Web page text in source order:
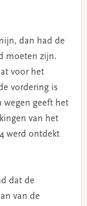
dan had de
moeten zijn.
voor het
vordering is
wegen geeft het
van het
werd ontdekt
dat de
van de